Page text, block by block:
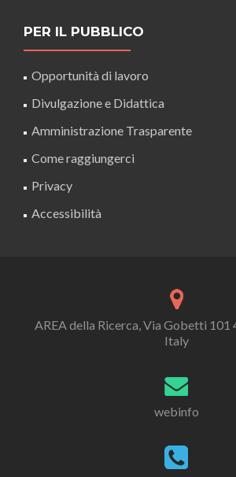
PER IL PUBBLICO
Opportunità di lavoro
Divulgazione e Didattica
Amministrazione Trasparente
Come raggiungerci
Privacy
Accessibilità
AREA della Ricerca, Via Gobetti 101
Italy
webinfo